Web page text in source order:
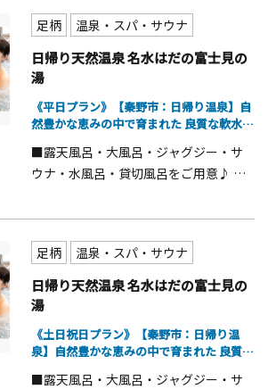
思い出を作りに来てください！
足柄
温泉・スパ・サウナ
日帰り天然温泉 名水はだの富士見の
湯
《平日プラン》【秦野市：日帰り温泉】自
然豊かな恵みの中で育まれた 良質な軟水が
■露天風呂・大風呂・ジャグジー・サ
ウナ・水風呂・貸切風呂をご用意♪ ■
酸」が豊富に含まれる天然温泉！ ■未
就学児無料なのでファミリーにもオス
スメ！
足柄 温泉・スパ・サウナ
日帰り天然温泉 名水はだの富士見の
湯
《土日祝日プラン》【秦野市：日帰り温
泉】自然豊かな恵みの中で育まれた 良質な
■露天風呂・大風呂・ジャグジー・サ